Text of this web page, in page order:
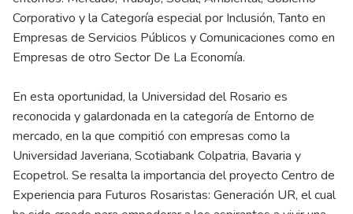
Corporativo y la Categoría especial por Inclusión, Tanto en
Empresas de Servicios Públicos y Comunicaciones como en
Empresas de otro Sector De La Economía.
En esta oportunidad, la Universidad del Rosario es
reconocida y galardonada en la categoría de Entorno de
mercado, en la que compitió con empresas como la
Universidad Javeriana, Scotiabank Colpatria, Bavaria y
Ecopetrol. Se resalta la importancia del proyecto Centro de
Experiencia para Futuros Rosaristas: Generación UR, el cual